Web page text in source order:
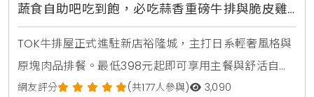
蔬食自助吧吃到飽，必吃蒜香重磅牛排與脆皮雞
腿排
TOK牛排屋正式進駐新店裕隆城，主打日系輕奢風格與
原塊肉品排餐。最低398元起即可享用主餐與舒活自助
吧吃到飽，內含宜蘭小農有機生菜等18種蔬果。推薦必
網友評分 (共177人參與) 3,090